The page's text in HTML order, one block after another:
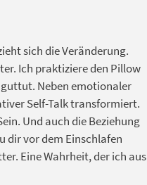
sich die Veränderung.
Ich praktiziere den Pillow
guttut. Neben emotionaler
Self-Talk transformiert.
Und auch die Beziehung
dir vor dem Einschlafen
Eine Wahrheit, der ich aus